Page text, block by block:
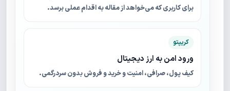
برای کاربری که می‌خواهد از مقاله به اقدام عملی برسد.
کریپتو
ورود امن به ارز دیجیتال
کیف پول، صرافی، امنیت و خرید و فروش بدون سردرگمی.